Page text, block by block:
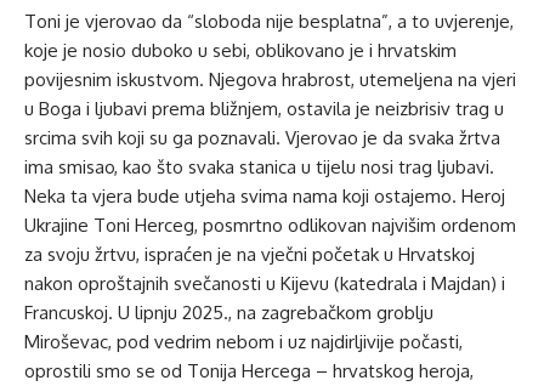
Toni je vjerovao da “sloboda nije besplatna”, a to uvjerenje,
koje je nosio duboko u sebi, oblikovano je i hrvatskim
povijesnim iskustvom. Njegova hrabrost, utemeljena na vjeri
u Boga i ljubavi prema bližnjem, ostavila je neizbrisiv trag u
srcima svih koji su ga poznavali. Vjerovao je da svaka žrtva
ima smisao, kao što svaka stanica u tijelu nosi trag ljubavi.
Neka ta vjera bude utjeha svima nama koji ostajemo. Heroj
Ukrajine Toni Herceg, posmrtno odlikovan najvišim ordenom
za svoju žrtvu, ispraćen je na vječni početak u Hrvatskoj
nakon oproštajnih svečanosti u Kijevu (katedrala i Majdan) i
Francuskoj. U lipnju 2025., na zagrebačkom groblju
Miroševac, pod vedrim nebom i uz najdirljivije počasti,
oprostili smo se od Tonija Hercega – hrvatskog heroja,